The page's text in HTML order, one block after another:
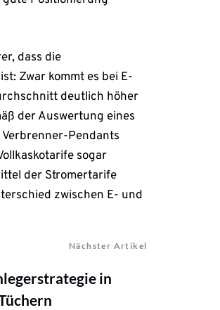
dass die
Zwar kommt es bei E-
deutlich höher
der Auswertung eines
Pendants
sogar
der Stromertarife
zwischen E- und
Nächster Artikel
in